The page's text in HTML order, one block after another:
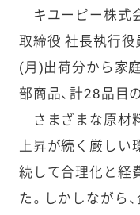
キユーピー株式会
取締役 社長執行役
(月)出荷分から家
部商品、計28品目
さまざまな原材
上昇が続く厳しい
続して合理化と経
た。しかしながら